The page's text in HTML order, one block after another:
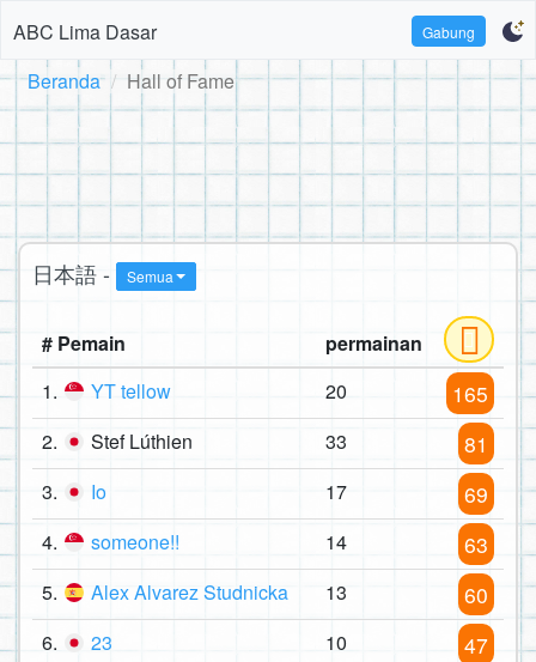
ABC Lima Dasar Gabung
Beranda Hall of Fame
日本語 - Semua
# Pemain
permainan
1.
YT tellow 20 165
2. Stef Lúthien 33 81
3. Io 17 69
4. someone!! 14 63
5. Alex Alvarez Studnicka 13 60
6. 23 10 47